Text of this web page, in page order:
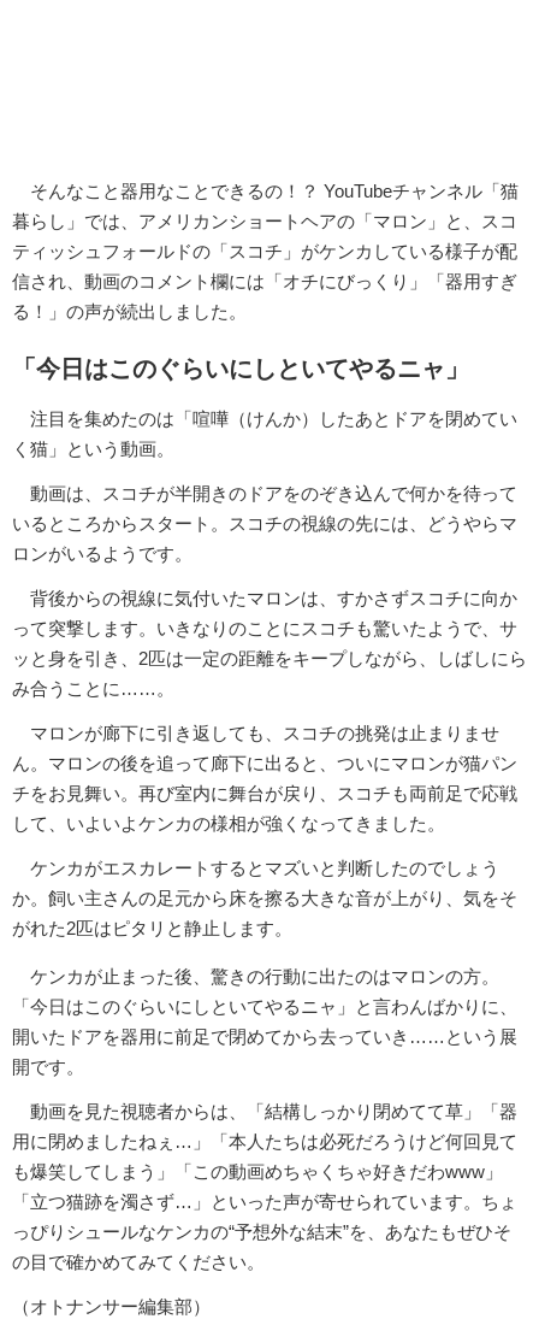
そんなこと器用なことできるの！？ YouTubeチャンネル「猫
暮らし」では、アメリカンショートヘアの「マロン」と、スコ
ティッシュフォールドの「スコチ」がケンカしている様子が配
信され、動画のコメント欄には「オチにびっくり」「器用すぎ
る！」の声が続出しました。
「今日はこのぐらいにしといてやるニャ」
注目を集めたのは「喧嘩（けんか）したあとドアを閉めてい
く猫」という動画。
動画は、スコチが半開きのドアをのぞき込んで何かを待って
いるところからスタート。スコチの視線の先には、どうやらマ
ロンがいるようです。
背後からの視線に気付いたマロンは、すかさずスコチに向か
って突撃します。いきなりのことにスコチも驚いたようで、サ
ッと身を引き、2匹は一定の距離をキープしながら、しばしにら
み合うことに……。
マロンが廊下に引き返しても、スコチの挑発は止まりませ
ん。マロンの後を追って廊下に出ると、ついにマロンが猫パン
チをお見舞い。再び室内に舞台が戻り、スコチも両前足で応戦
して、いよいよケンカの様相が強くなってきました。
ケンカがエスカレートするとマズいと判断したのでしょう
か。飼い主さんの足元から床を擦る大きな音が上がり、気をそ
がれた2匹はピタリと静止します。
ケンカが止まった後、驚きの行動に出たのはマロンの方。
「今日はこのぐらいにしといてやるニャ」と言わんばかりに、
開いたドアを器用に前足で閉めてから去っていき……という展
開です。
動画を見た視聴者からは、「結構しっかり閉めてて草」「器
用に閉めましたねぇ…」「本人たちは必死だろうけど何回見て
も爆笑してしまう」「この動画めちゃくちゃ好きだわwww」
「立つ猫跡を濁さず…」といった声が寄せられています。ちょ
っぴりシュールなケンカの“予想外な結末”を、あなたもぜひそ
の目で確かめてみてください。
（オトナンサー編集部）